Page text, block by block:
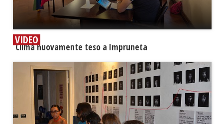
VIDEO
​Clima nuovamente teso a Impruneta